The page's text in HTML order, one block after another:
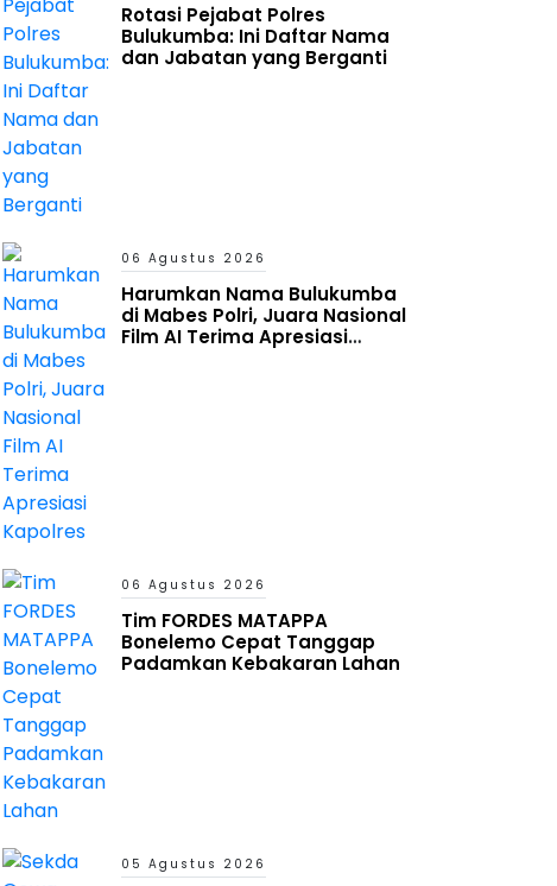
Rotasi Pejabat Polres
Bulukumba: Ini Daftar Nama
dan Jabatan yang Berganti
06 Agustus 2026
Harumkan Nama Bulukumba
di Mabes Polri, Juara Nasional
Film AI Terima Apresiasi
06 Agustus 2026
Tim FORDES MATAPPA
Bonelemo Cepat Tanggap
Padamkan Kebakaran Lahan
05 Agustus 2026